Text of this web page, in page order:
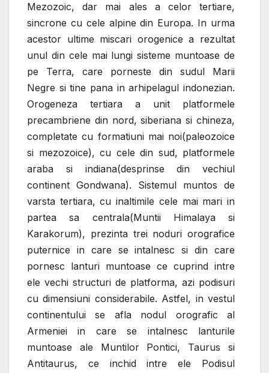
Mezozoic, dar mai ales a celor tertiare,
sincrone cu cele alpine din Europa. In urma
acestor ultime miscari orogenice a rezultat
unul din cele mai lungi sisteme muntoase de
pe Terra, care porneste din sudul Marii
Negre si tine pana in arhipelagul indonezian.
Orogeneza tertiara a unit platformele
precambriene din nord, siberiana si chineza,
completate cu formatiuni mai noi(paleozoice
si mezozoice), cu cele din sud, platformele
araba si indiana(desprinse din vechiul
continent Gondwana). Sistemul muntos de
varsta tertiara, cu inaltimile cele mai mari in
partea sa centrala(Muntii Himalaya si
Karakorum), prezinta trei noduri orografice
puternice in care se intalnesc si din care
pornesc lanturi muntoase ce cuprind intre
ele vechi structuri de platforma, azi podisuri
cu dimensiuni considerabile. Astfel, in vestul
continentului se afla nodul orografic al
Armeniei in care se intalnesc lanturile
muntoase ale Muntilor Pontici, Taurus si
Antitaurus, ce inchid intre ele Podisul